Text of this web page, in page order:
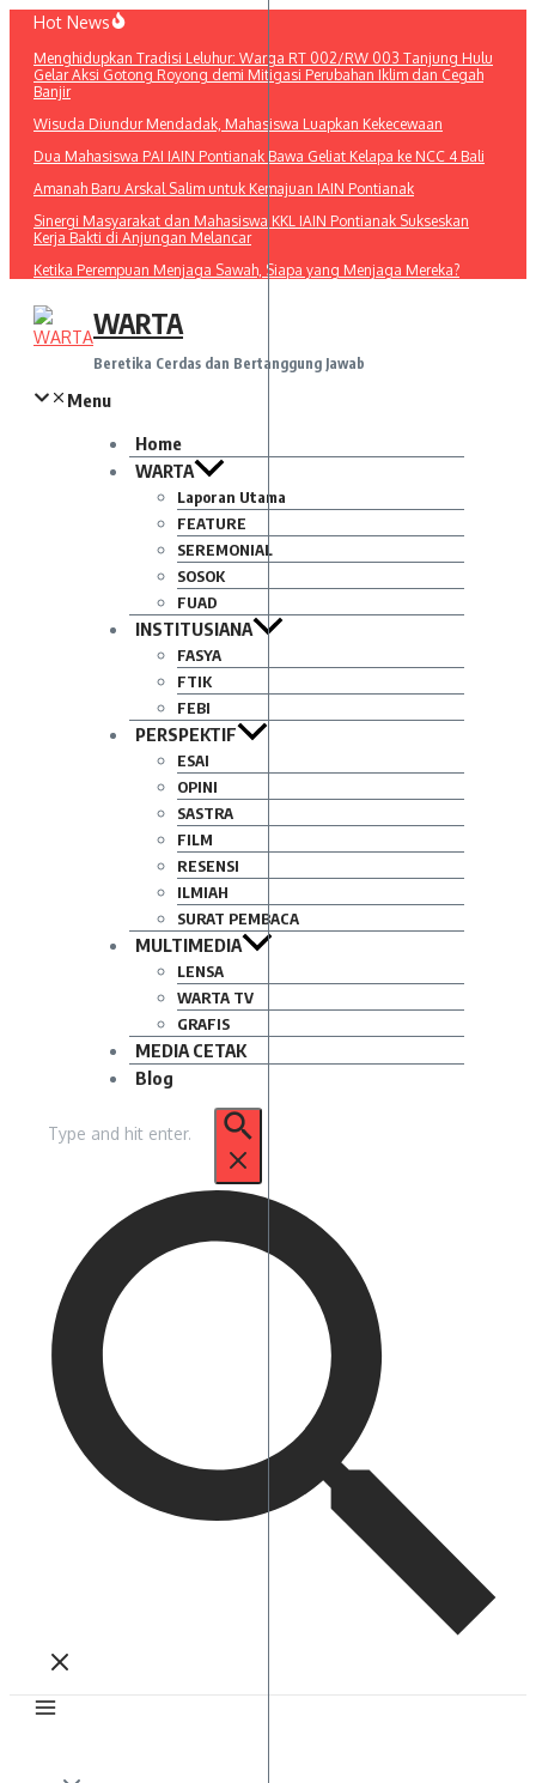
Lewati
konten
Hot News
Menghidupkan Tradisi Leluhur: Warga RT 002/RW 003 Tanjung Hulu
Gelar Aksi Gotong Royong demi Mitigasi Perubahan Iklim dan Cegah
Banjir
Wisuda Diundur Mendadak, Mahasiswa Luapkan Kekecewaan
Dua Mahasiswa PAI IAIN Pontianak Bawa Geliat Kelapa ke NCC 4 Bali
Amanah Baru Arskal Salim untuk Kemajuan IAIN Pontianak
Sinergi Masyarakat dan Mahasiswa KKL IAIN Pontianak Sukseskan
Kerja Bakti di Anjungan Melancar
Ketika Perempuan Menjaga Sawah, Siapa yang Menjaga Mereka?
WARTA
Beretika Cerdas dan Bertanggung Jawab
Menu
Home
WARTA
Laporan Utama
FEATURE
SEREMONIAL
SOSOK
FUAD
INSTITUSIANA
FASYA
FTIK
FEBI
PERSPEKTIF
ESAI
OPINI
SASTRA
FILM
RESENSI
ILMIAH
SURAT PEMBACA
MULTIMEDIA
LENSA
WARTA TV
GRAFIS
MEDIA CETAK
Blog
untuk: